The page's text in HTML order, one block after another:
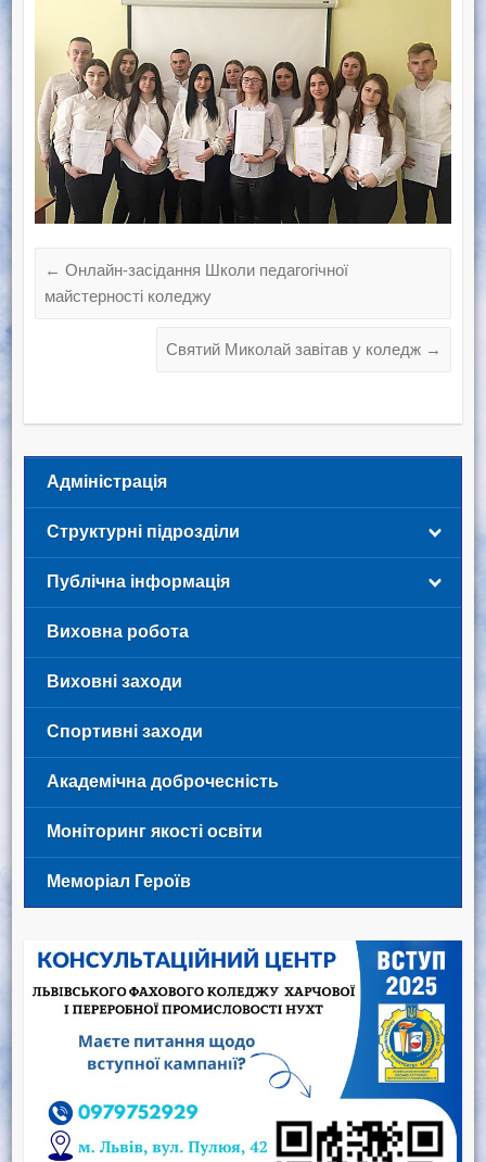
← Онлайн-засідання Школи педагогічної
майстерності коледжу
Святий Миколай завітав у коледж →
Адміністрація
Структурні підрозділи
Публічна інформація
Виховна робота
Виховні заходи
Спортивні заходи
Академічна доброчесність
Моніторинг якості освіти
Меморіал Героїв